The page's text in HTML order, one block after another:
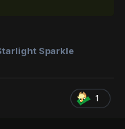
Sparkle
1